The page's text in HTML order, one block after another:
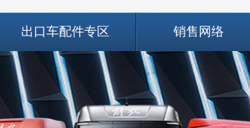
出口车配件专区 销售网络